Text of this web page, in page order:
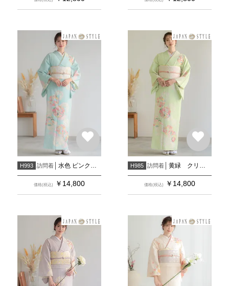
H993 訪問着 水色 ピンクぼかし花丸(H1005)
価格(税込) ￥ 14,800
H985 訪問着 黄緑 クリームぼかし花丸(H1004)
価格(税込) ￥ 14,800